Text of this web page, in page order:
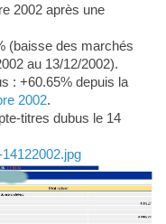
2002 après une
(baisse des marchés
au 13/12/2002).
: +60.65% depuis la
2002.
titres dubus le 14